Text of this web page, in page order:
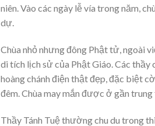
niên. Vào các ngày lễ vía trong năm,
dự.
Chùa nhỏ nhưng đông Phật tử, ngoài
di tích lịch sử của Phật Giáo. Các
hoàng chánh điện thật đẹp, đặc biệt
đêm. Chùa may mắn được ở gần
Thầy Tánh Tuệ thường chu du trong